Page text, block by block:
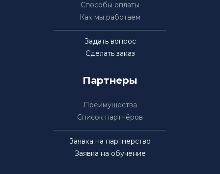
Способы оплаты
Как мы работаем
Задать вопрос
Сделать заказ
Партнеры
Преимущества
Список партнёров
Заявка на партнерство
Заявка на обучение